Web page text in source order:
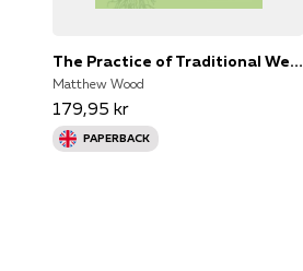
The Practice of Traditional Western Herbalismbasic Doctrine
Matthew Wood
179,95 kr
PAPERBACK